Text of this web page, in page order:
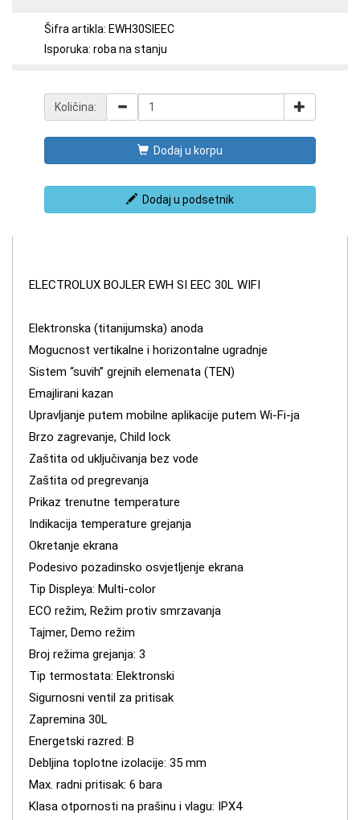
Šifra artikla: EWH30SIEEC
Isporuka: roba na stanju
Količina:
Dodaj u korpu
Dodaj u podsetnik
ELECTROLUX BOJLER EWH SI EEC 30L WIFI
Elektronska (titanijumska) anoda
Mogucnost vertikalne i horizontalne ugradnje
Sistem “suvih” grejnih elemenata (TEN)
Emajlirani kazan
Upravljanje putem mobilne aplikacije putem Wi-Fi-ja
Brzo zagrevanje, Child lock
Zaštita od uključivanja bez vode
Zaštita od pregrevanja
Prikaz trenutne temperature
Indikacija temperature grejanja
Okretanje ekrana
Podesivo pozadinsko osvjetljenje ekrana
Tip Displeya: Multi-color
ECO režim, Režim protiv smrzavanja
Tajmer, Demo režim
Broj režima grejanja: 3
Tip termostata: Elektronski
Sigurnosni ventil za pritisak
Zapremina 30L
Energetski razred: B
Debljina toplotne izolacije: 35 mm
Max. radni pritisak: 6 bara
Klasa otpornosti na prašinu i vlagu: IPX4